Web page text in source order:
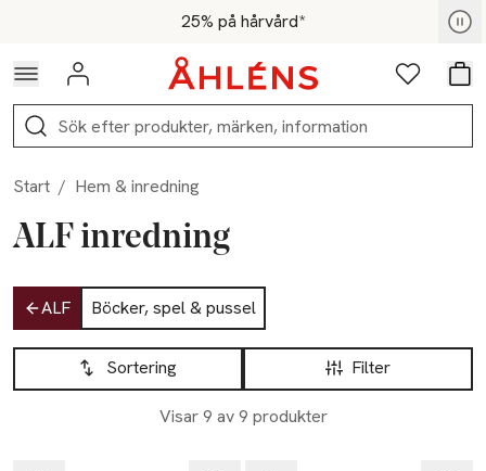
Hoppa till navigationsmenyn25% på hårvård*
För medlemmar - Shoppa nu
Logga in Favoriter
Sök
Start / Hem & inredning
ALF inredning
Hoppa till produktsidan
ALF
Böcker, spel & pussel
Hoppa till produktsidan
Filter
Sortering
Visar 9 av 9 produkter
Lista över produkter